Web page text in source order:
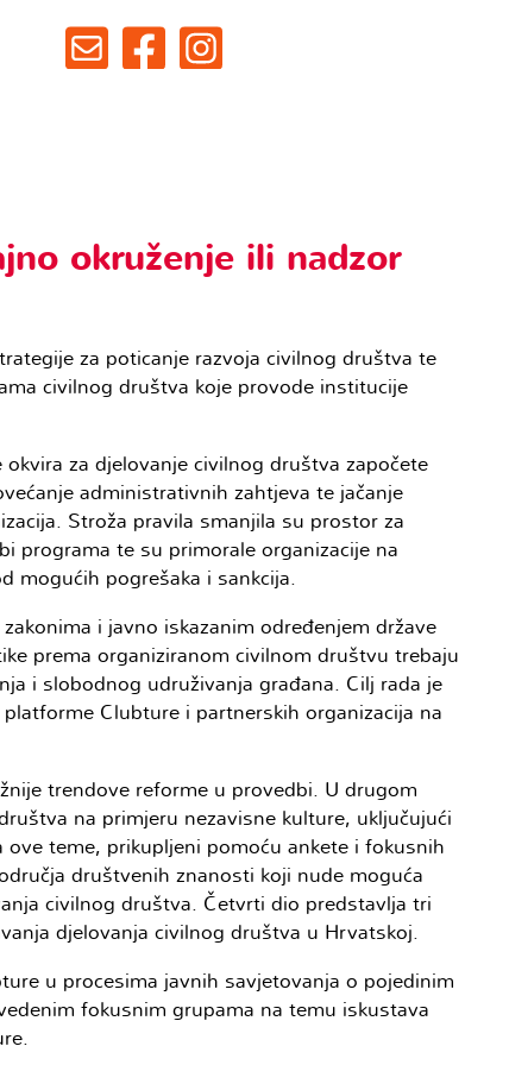
okruženje ili nadzor
za poticanje razvoja civilnog društva te
civilnog društva koje provode institucije
za djelovanje civilnog društva započete
administrativnih zahtjeva te jačanje
Stroža pravila smanjila su prostor za
programa te su primorale organizacije na
mogućih pogrešaka i sankcija.
i javno iskazanim određenjem države
prema organiziranom civilnom društvu trebaju
i slobodnog udruživanja građana. Cilj rada je
Clubture i partnerskih organizacija na
trendove reforme u provedbi. U drugom
na primjeru nezavisne kulture, uključujući
teme, prikupljeni pomoću ankete i fokusnih
društvenih znanosti koji nude moguća
civilnog društva. Četvrti dio predstavlja tri
djelovanja civilnog društva u Hrvatskoj.
u procesima javnih savjetovanja o pojedinim
fokusnim grupama na temu iskustava